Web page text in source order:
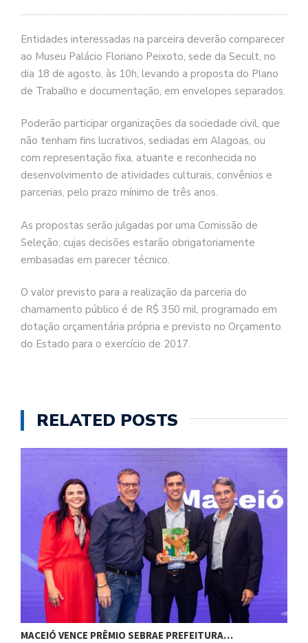
Entidades interessadas na parceira deverão comparecer
ao Museu Palácio Floriano Peixoto, sede da Secult, no
dia 18 de agosto, às 10h, levando a proposta do Plano
de Trabalho e documentação, em envelopes separados.
Poderão participar organizações da sociedade civil, que
não tenham fins lucrativos, sediadas em Alagoas, ou
com representação fixa, atuante e reconhecida no
desenvolvimento de atividades culturais, convênios e
parcerias, pelo prazo mínimo de três anos.
As propostas serão julgadas por uma Comissão de
Seleção, cujas decisões estarão obrigatoriamente
embasadas em parecer técnico.
O valor previsto para a realização da parceria do
chamamento público é de R$ 350 mil, programado em
dotação orçamentária própria e previsto no Orçamento
do Estado para o exercício de 2017.
RELATED POSTS
MACEIÓ VENCE PRÊMIO SEBRAE PREFEITURA…